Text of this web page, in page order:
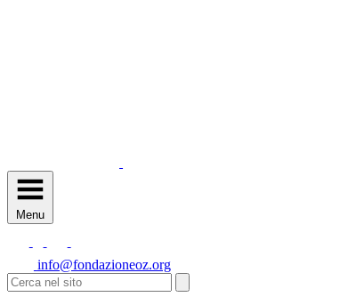
Menu
info@fondazioneoz.org